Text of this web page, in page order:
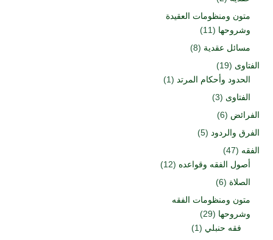
متون ومنظومات العقيدة
وشروحها (11)
مسائل عقدية (8)
الفتاوى (19)
الحدود وأحكام المرتد (1)
الفتاوى (3)
الفرائض (6)
الفرق والردود (5)
الفقه (47)
أصول الفقه وقواعده (12)
الصلاة (6)
متون ومنظومات الفقه
وشروحها (29)
فقه حنبلي (1)